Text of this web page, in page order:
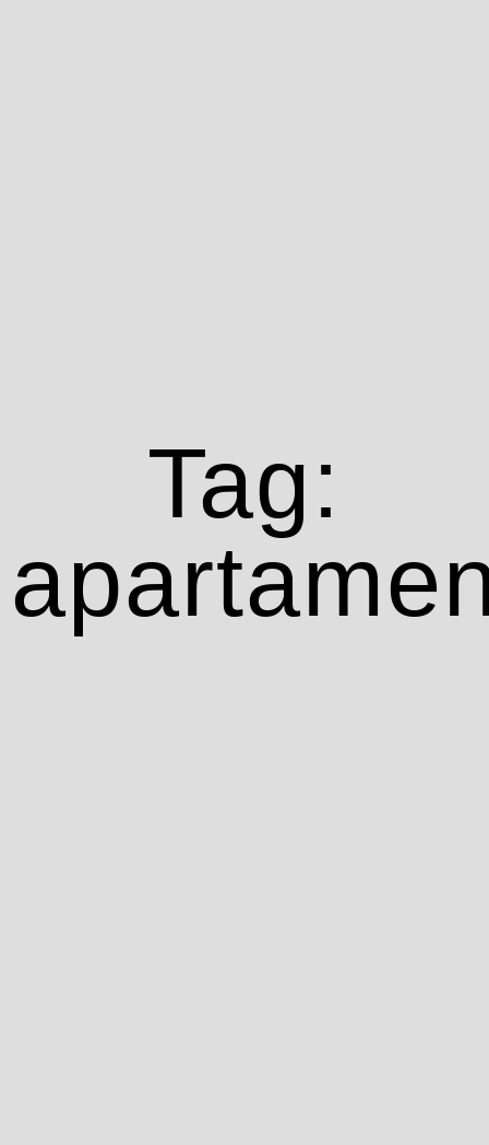
Tag: